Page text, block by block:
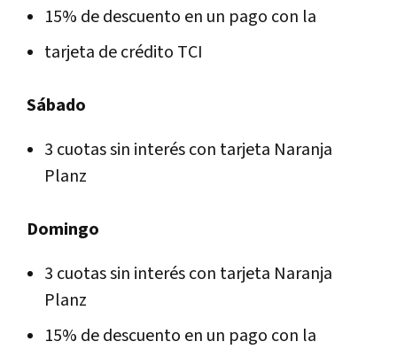
15% de descuento en un pago con la
tarjeta de crédito TCI
Sábado
3 cuotas sin interés con tarjeta Naranja
Planz
Domingo
3 cuotas sin interés con tarjeta Naranja
Planz
15% de descuento en un pago con la